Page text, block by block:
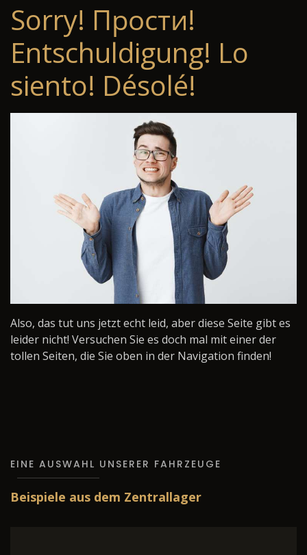
Sorry! Прости!
Entschuldigung! Lo
siento! Désolé!
Also, das tut uns jetzt echt leid, aber diese Seite gibt es
leider nicht! Versuchen Sie es doch mal mit einer der
tollen Seiten, die Sie oben in der Navigation finden!
EINE AUSWAHL UNSERER FAHRZEUGE
Beispiele aus dem Zentrallager